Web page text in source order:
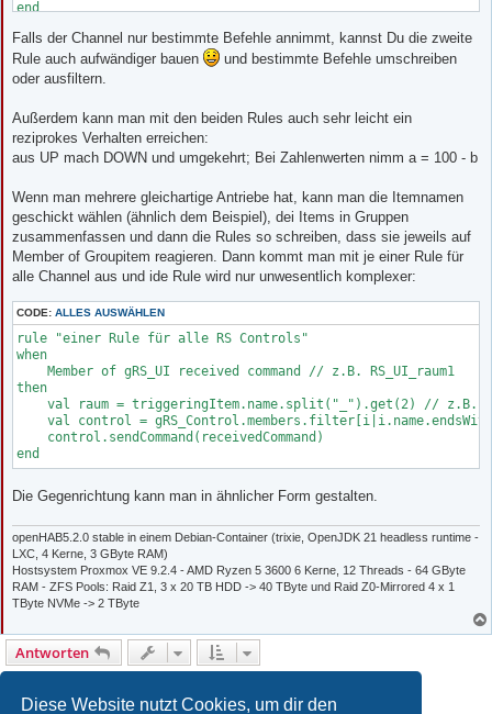
Diese Website nutzt Cookies, um dir den
Falls der Channel nur bestimmte Befehle annimmt, kannst Du die zweite
Rule auch aufwändiger bauen
und bestimmte Befehle umschreiben
oder ausfiltern.
Außerdem kann man mit den beiden Rules auch sehr leicht ein
reziprokes Verhalten erreichen:
aus UP mach DOWN und umgekehrt; Bei Zahlenwerten nimm a = 100 - b
Wenn man mehrere gleichartige Antriebe hat, kann man die Itemnamen
geschickt wählen (ähnlich dem Beispiel), dei Items in Gruppen
zusammenfassen und dann die Rules so schreiben, dass sie jeweils auf
Member of Groupitem reagieren. Dann kommt man mit je einer Rule für
alle Channel aus und ide Rule wird nur unwesentlich komplexer:
CODE: ALLES AUSWÄHLEN
rule "einer Rule für alle RS Controls"
when
    Member of gRS_UI received command // z.B. RS_UI_raum1
then
val raum = triggeringItem.name.split("_").get(2) // z.B.
val control =
    control.sendCommand(receivedCommand)
Die Gegenrichtung kann man in ähnlicher Form gestalten.
openHAB5.2.0 stable in einem Debian-Container (trixie, OpenJDK 21 headless runtime -
LXC, 4 Kerne, 3 GByte RAM)
Hostsystem Proxmox VE 9.2.4 - AMD Ryzen 5 3600 6 Kerne, 12 Threads - 64 GByte
RAM - ZFS Pools: Raid Z1, 3 x 20 TB HDD -> 40 TByte und Raid Z0-Mirrored 4 x 1
TByte NVMe -> 2 TByte
Antworten